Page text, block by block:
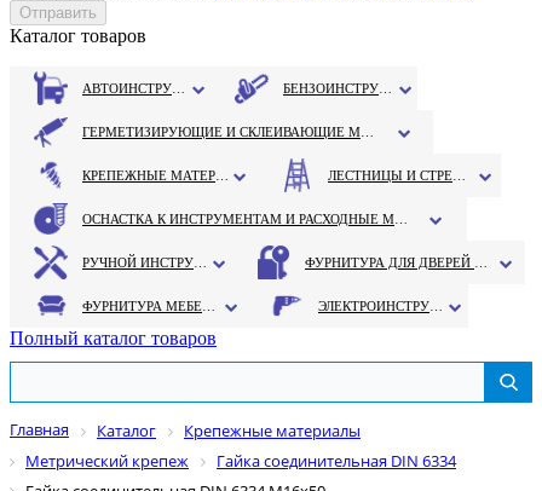
Каталог товаров
Полный каталог товаров
Главная Каталог
Крепежные материалы
Метрический крепеж
Гайка соединительная DIN 6334